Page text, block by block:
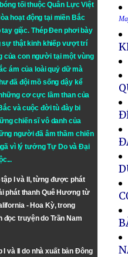
tối thuộc Quân Lực Việt
hoạt động tại miền Bắc
tay giặc. Thép Đen phơi bày
sự thật kinh khiếp vượt trí
con người tại một vùng
ám của loài quỷ dữ mà
đã đội mồ sống dậy kể
cơ cực lầm than của
và cuộc đời tù đày bi
chiến sĩ vô danh của
người đã âm thầm chiến
vì lý tưởngTự DovàĐại
...
I và II, từng được phát
phát thanh Quê Hương từ
- Hoa Kỳ, trong
truyện do Trần Nam
I và II do nhà xuất bản Đông